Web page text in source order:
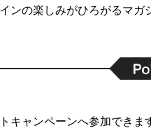
ンの楽しみがひろがるマ
キャンペーンへ参加できま